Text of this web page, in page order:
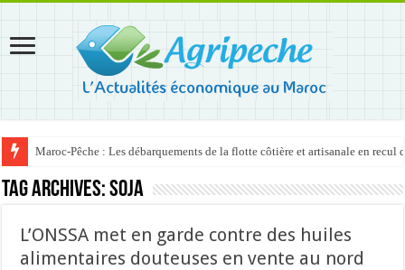
Maroc-Pêche : Les débarquements de la flotte côtière et artisanale en recul
Tag Archives:soja
L’ONSSA met en garde contre des huiles
alimentaires douteuses en vente au nord